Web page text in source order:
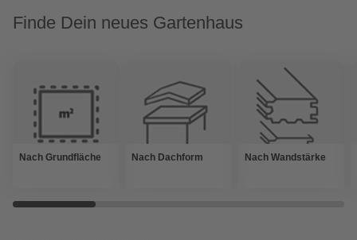
Finde Dein neues Gartenhaus
Nach Grundfläche Nach Dachform Nach Wandstärke